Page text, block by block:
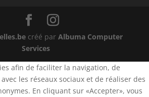
créé par Albuma Computer
Services
afin de faciliter la navigation, de
les réseaux sociaux et de réaliser des
En cliquant sur «Accepter», vous